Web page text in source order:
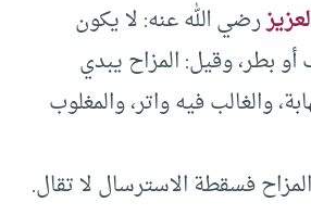
رضي الله عنه: لا يكون
بطر، وقيل: المزاح يبدي
والغالب فيه واتر، والمغلوب
فسقطة الاسترسال لا تقال.